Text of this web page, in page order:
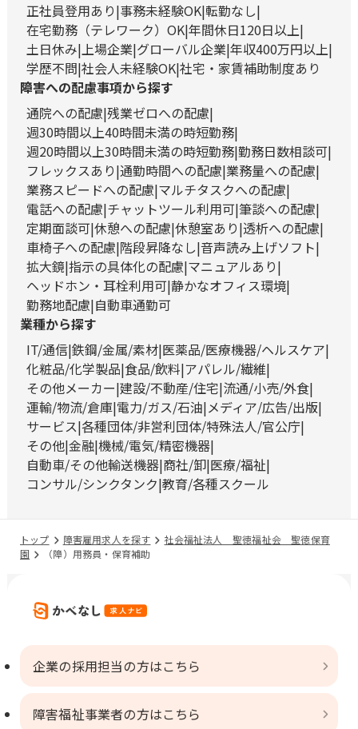
正社員登用あり 事務未経験OK 転勤なし
在宅勤務（テレワーク）OK 年間休日120日以上
土日休み 上場企業 グローバル企業 年収400万円以上
学歴不問 社会人未経験OK 社宅・家賃補助制度あり
障害への配慮事項から探す
通院への配慮 残業ゼロへの配慮
週30時間以上40時間未満の時短勤務
週20時間以上30時間未満の時短勤務 勤務日数相談可
フレックスあり 通勤時間への配慮 業務量への配慮
業務スピードへの配慮 マルチタスクへの配慮
電話への配慮 チャットツール利用可 筆談への配慮
定期面談可 休憩への配慮 休憩室あり 透析への配慮
車椅子への配慮 階段昇降なし 音声読み上げソフト
拡大鏡 指示の具体化の配慮 マニュアルあり
ヘッドホン・耳栓利用可 静かなオフィス環境
勤務地配慮 自動車通勤可
業種から探す
IT/通信 鉄鋼/金属/素材 医薬品/医療機器/ヘルスケア
化粧品/化学製品 食品/飲料 アパレル/繊維
その他メーカー 建設/不動産/住宅 流通/小売/外食
運輸/物流/倉庫 電力/ガス/石油 メディア/広告/出版
サービス 各種団体/非営利団体/特殊法人/官公庁
その他 金融 機械/電気/精密機器
自動車/その他輸送機器 商社/卸 医療/福祉
コンサル/シンクタンク 教育/各種スクール
トップ 障害雇用求人を探す
社会福祉法人 聖徳福祉会 聖徳保育
園
（障）用務員・保育補助
企業の採用担当の方はこちら
障害福祉事業者の方はこちら